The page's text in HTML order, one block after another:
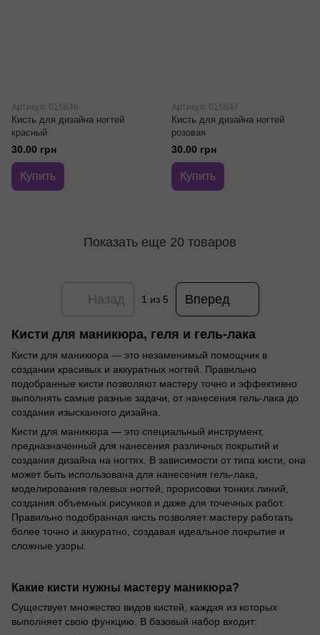
Артикул: 015846
Кисть для дизайна ногтей
красный
30.00 грн
Купить
Артикул: 015847
Кисть для дизайна ногтей
розовая
30.00 грн
Купить
Показать еще 20 товаров
Назад 1 из 5 Вперед
Кисти для маникюра, геля и гель-лака
Кисти для маникюра — это незаменимый помощник в
создании красивых и аккуратных ногтей. Правильно
подобранные кисти позволяют мастеру точно и эффективно
выполнять самые разные задачи, от нанесения гель-лака до
создания изысканного дизайна.
Кисти для маникюра — это специальный инструмент,
предназначенный для нанесения различных покрытий и
создания дизайна на ногтях. В зависимости от типа кисти, она
может быть использована для нанесения гель-лака,
моделирования гелевых ногтей, прорисовки тонких линий,
создания объемных рисунков и даже для точечных работ.
Правильно подобранная кисть позволяет мастеру работать
более точно и аккуратно, создавая идеальное покрытие и
сложные узоры.
Какие кисти нужны мастеру маникюра?
Существует множество видов кистей, каждая из которых
выполняет свою функцию. В базовый набор входит: